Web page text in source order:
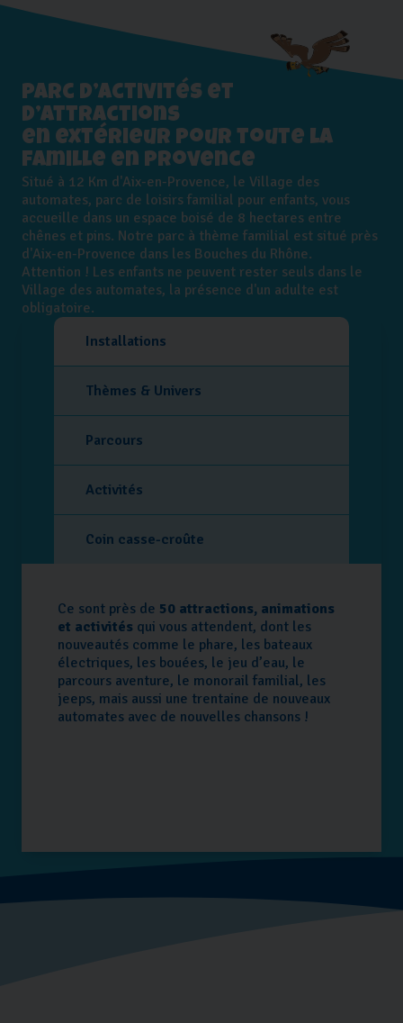
Parc d’activités et
d’attractions
en extérieur pour toute la
famille en Provence
Situé à 12 Km d'Aix-en-Provence, le Village des
automates, parc de loisirs familial pour enfants, vous
accueille dans un espace boisé de 8 hectares entre
chênes et pins. Notre parc à thème familial est situé près
d'Aix-en-Provence dans les Bouches du Rhône.
Attention ! Les enfants ne peuvent rester seuls dans le
Village des automates, la présence d'un adulte est
obligatoire.
Installations
Thèmes & Univers
Parcours
Activités
Coin casse-croûte
Ce sont près de 50 attractions, animations
et activités qui vous attendent, dont les
nouveautés comme le phare, les bateaux
électriques, les bouées, le jeu d’eau, le
parcours aventure, le monorail familial, les
jeeps, mais aussi une trentaine de nouveaux
automates avec de nouvelles chansons !